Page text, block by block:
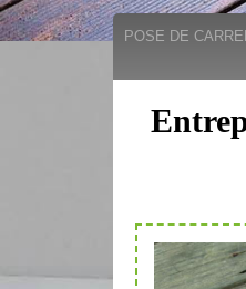
POSE DE